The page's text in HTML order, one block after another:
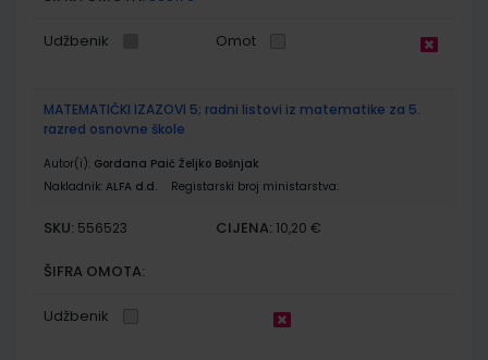
Udžbenik Omot
MATEMATIČKI IZAZOVI 5; radni listovi iz matematike za 5.
razred osnovne škole
Autor(i): Gordana Paić Željko Bošnjak
Nakladnik: ALFA d.d. Registarski broj ministarstva:
SKU: 556523 CIJENA: 10,20 €
ŠIFRA OMOTA:
Udžbenik